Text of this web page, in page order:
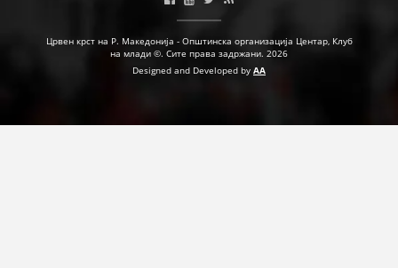
Црвен крст на Р. Македонија - Општинска организација Центар, Клуб
на млади ©. Сите права задржани. 2026
Designed and Developed by AA